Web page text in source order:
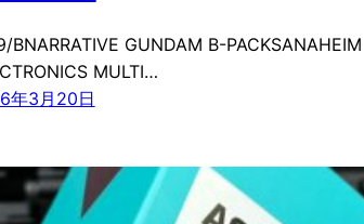
BNARRATIVE GUNDAM B-PACKSANAHEIM
MULTI…
年3月20日